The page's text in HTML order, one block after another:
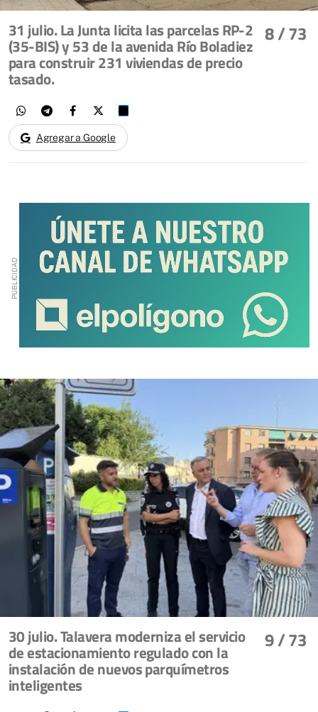
8/ 73
31 julio. La Junta licita las parcelas RP-2
(35-BIS) y 53 de la avenida Río Boladiez
para construir 231 viviendas de precio
tasado.
Agregar a Google
9/ 73
30 julio. Talavera moderniza el servicio
de estacionamiento regulado con la
instalación de nuevos parquímetros
inteligentes